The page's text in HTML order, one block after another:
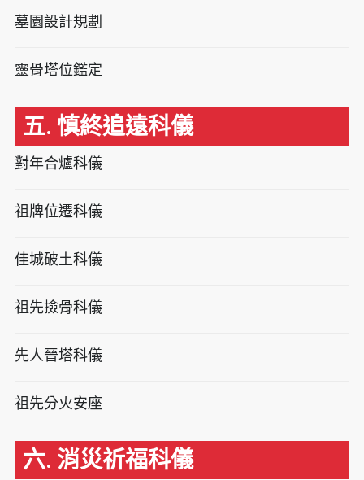
墓園設計規劃
靈骨塔位鑑定
五. 慎終追遠科儀
對年合爐科儀
祖牌位遷科儀
佳城破土科儀
祖先撿骨科儀
先人晉塔科儀
祖先分火安座
六. 消災祈福科儀